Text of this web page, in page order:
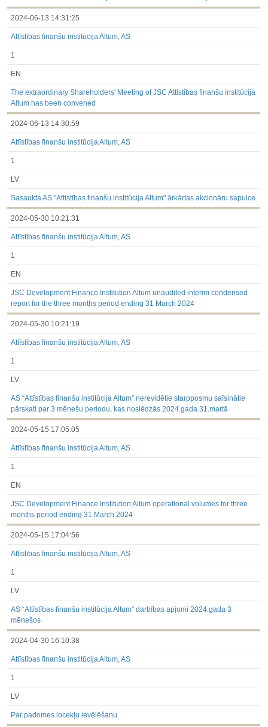
2024-06-13 14:31:25
Attīstības finanšu institūcija Altum, AS
1
EN
The extraordinary Shareholders' Meeting of JSC Attīstības finanšu institūcija
Altum has been convened
2024-06-13 14:30:59
Attīstības finanšu institūcija Altum, AS
1
LV
Sasaukta AS "Attīstības finanšu institūcija Altum" ārkārtas akcionāru sapulce
2024-05-30 10:21:31
Attīstības finanšu institūcija Altum, AS
1
EN
JSC Development Finance Institution Altum unaudited interim condensed
report for the three months period ending 31 March 2024
2024-05-30 10:21:19
Attīstības finanšu institūcija Altum, AS
1
LV
AS “Attīstības finanšu institūcija Altum” nerevidētie starpposmu saīsinātie
pārskati par 3 mēnešu periodu, kas noslēdzās 2024.gada 31.martā
2024-05-15 17:05:05
Attīstības finanšu institūcija Altum, AS
1
EN
JSC Development Finance Institution Altum operational volumes for three
months period ending 31 March 2024
2024-05-15 17:04:56
Attīstības finanšu institūcija Altum, AS
1
LV
AS “Attīstības finanšu institūcija Altum” darbības apjomi 2024.gada 3
mēnešos
2024-04-30 16:10:38
Attīstības finanšu institūcija Altum, AS
1
LV
Par padomes locekļu ievēlēšanu